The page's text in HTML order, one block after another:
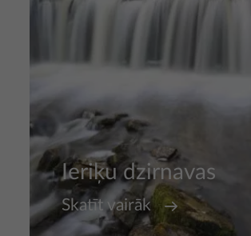
Ieriķu dzirnavas
Skatīt vairāk